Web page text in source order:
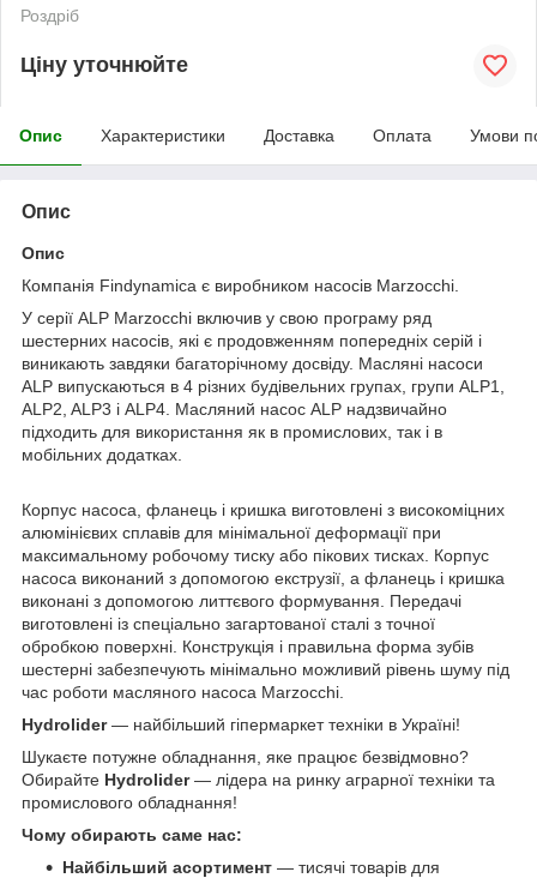
Роздріб
Ціну уточнюйте
Опис Характеристики Доставка Оплата Умови
Опис
Опис
Компанія Findynamica є виробником насосів Marzocchi.
У серії ALP Marzocchi включив у свою програму ряд
шестерних насосів, які є продовженням попередніх серій і
виникають завдяки багаторічному досвіду. Масляні насоси
ALP випускаються в 4 різних будівельних групах, групи ALP1,
ALP2, ALP3 і ALP4. Масляний насос ALP надзвичайно
підходить для використання як в промислових, так і в
мобільних додатках.
Корпус насоса, фланець і кришка виготовлені з високоміцних
алюмінієвих сплавів для мінімальної деформації при
максимальному робочому тиску або пікових тисках. Корпус
насоса виконаний з допомогою екструзії, а фланець і кришка
виконані з допомогою литтєвого формування. Передачі
виготовлені із спеціально загартованої сталі з точної
обробкою поверхні. Конструкція і правильна форма зубів
шестерні забезпечують мінімально можливий рівень шуму під
час роботи масляного насоса Marzocchi.
Hydrolider— найбільший гіпермаркет техніки в Україні!
Шукаєте потужне обладнання, яке працює безвідмовно?
Обирайте Hydrolider— лідера на ринку аграрної техніки та
промислового обладнання!
Чому обирають саме нас:
Найбільший асортимент — тисячі товарів для